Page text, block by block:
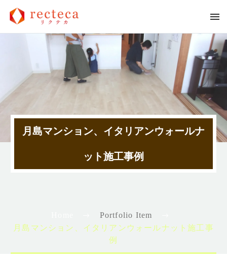
月島マンション、イタリアンウォールナ
ット施工事例
Portfolio Item
月島マンション、イタリアンウォールナット施工事
例